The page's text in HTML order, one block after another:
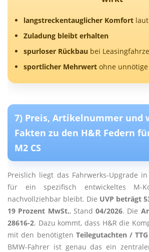
langstreckentauglicher Komfort
Zuladung bleibt erhalten
spurloser Rückbau bei
sportlicher Mehrwert ohne
7) Preis, Artikelnummer und
Fakten zu den H&R Federn
M2 CS
Preislich liegt das Fahrwerks-Upgrade
für ein spezifisch entwickeltes M-
nachvollziehbar bleibt. Die UVP beträgt
19 Prozent MwSt., Stand04/2026. Die
28616-2. Dazu kommt, dass H&R die
mit den benötigten Teilegutachten / TTG
BMW-Fahrer ist genau das ein